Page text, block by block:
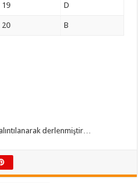
19 D
20 B
derlenmiştir…